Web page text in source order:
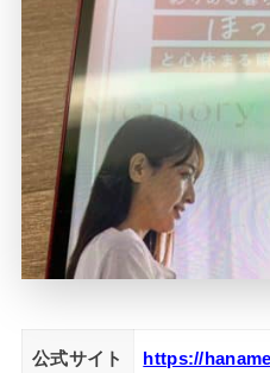
公式サイト https://